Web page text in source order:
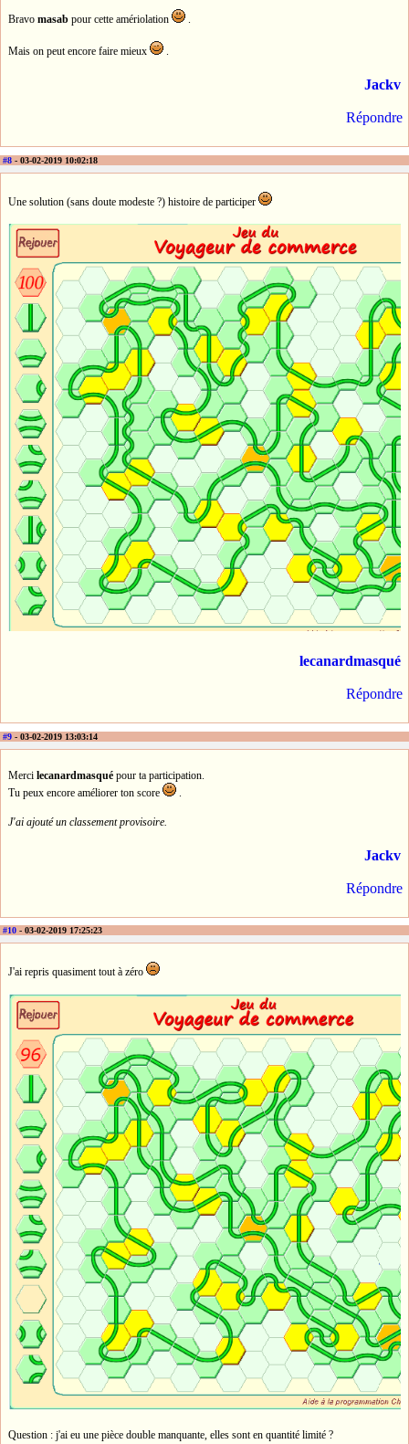
Bravo masab pour cette amériolation .
Mais on peut encore faire mieux .
Jackv
Répondre
#8 - 03-02-2019 10:02:18
Une solution (sans doute modeste ?) histoire de participer
lecanardmasqué
Répondre
#9 - 03-02-2019 13:03:14
Merci lecanardmasqué pour ta participation.
Tu peux encore améliorer ton score
.
J'ai ajouté un classement provisoire.
Jackv
Répondre
#10 - 03-02-2019 17:25:23
J'ai repris quasiment tout à zéro
Question : j'ai eu une pièce double manquante, elles sont en quantité limité ?